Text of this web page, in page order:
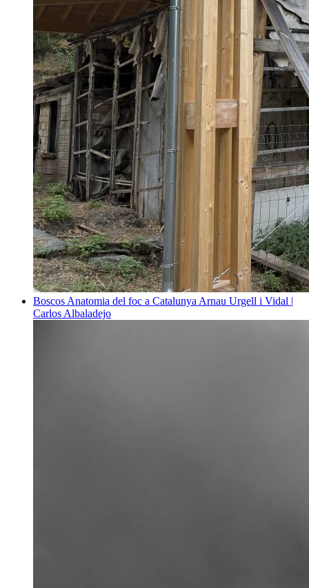
Boscos Anatomia del foc a Catalunya Arnau Urgell i Vidal |
Carlos Albaladejo